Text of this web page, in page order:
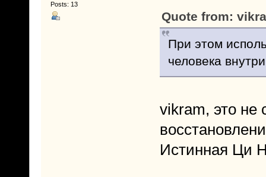
Posts: 13
Quote from:
При этом
человека
vikram, это не
Истинная Ци